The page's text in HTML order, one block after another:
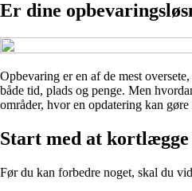
Er dine
Opbevaring er en af de mest
både tid, plads og penge. Men
områder, hvor en opdatering kan
Start med at
Før du kan forbedre noget, skal du